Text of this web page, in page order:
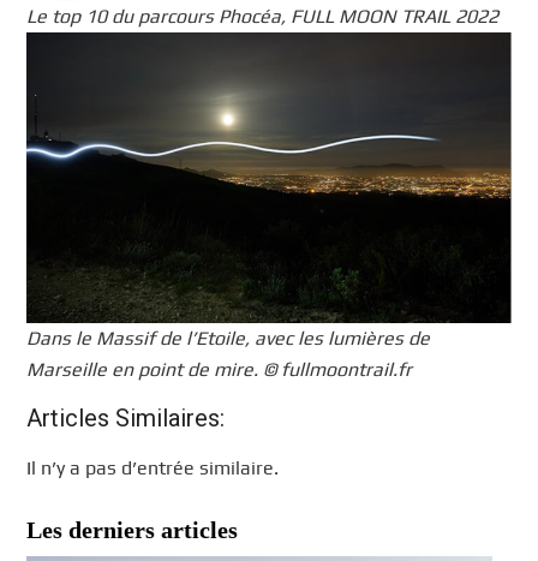
Le top 10 du parcours Phocéa, FULL MOON TRAIL 2022
Dans le Massif de l’Etoile, avec les lumières de
Marseille en point de mire. © fullmoontrail.fr
Articles Similaires:
Il n’y a pas d’entrée similaire.
Les derniers articles